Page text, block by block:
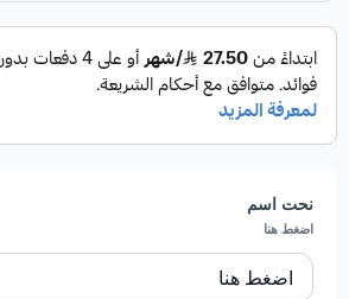
الباقة تكفي 30 شخص.
مميزات باقة فواكه الورود:
الأخضر، البرتقال، الأناناس، الكيوي،
لتقديم تجربة لذيذة ومغذية.
نحت اسم
اضغط هنا